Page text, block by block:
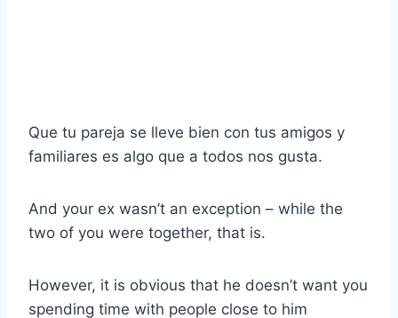
Que tu pareja se lleve bien con tus amigos y
familiares es algo que a todos nos gusta.
And your ex wasn’t an exception – while the
two of you were together, that is.
However, it is obvious that he doesn’t want you
spending time with people close to him